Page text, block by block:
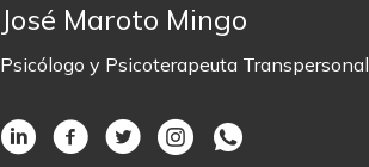
José Maroto Mingo
Psicólogo y Psicoterapeuta Transpersonal